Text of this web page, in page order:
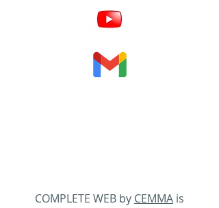
COMPLETE WEB by CEMMA is